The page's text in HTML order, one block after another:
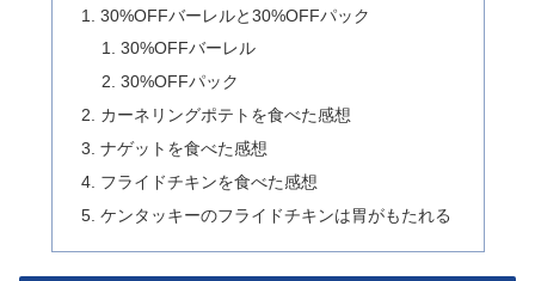
30%OFFバーレルと30%OFFパック
30%OFFバーレル
30%OFFパック
カーネリングポテトを食べた感想
ナゲットを食べた感想
フライドチキンを食べた感想
ケンタッキーのフライドチキンは胃がもたれる